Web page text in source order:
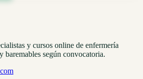
y cursos online de enfermería
baremables según convocatoria.